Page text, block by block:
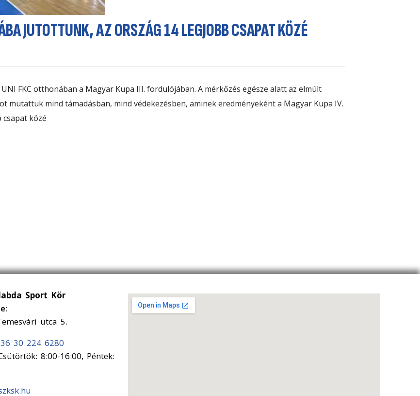
JUTOTTUNK, AZ ORSZÁG 14 LEGJOBB CSAPAT KÖZÉ
FKC otthonában a Magyar Kupa III. fordulójában. A mérkőzés egésze alatt az elmúlt
mutattuk mind támadásban, mind védekezésben, aminek eredményeként a Magyar Kupa IV.
közé
Sport Kör
utca 5.
30 224 6280
8:00-16:00, Péntek: